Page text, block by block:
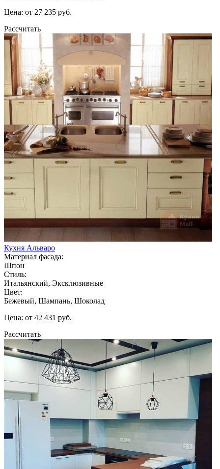
Цена: от 27 235 руб.
Рассчитать
Кухня Альваро
Материал фасада:
Шпон
Стиль:
Итальянский, Эксклюзивные
Цвет:
Бежевый, Шампань, Шоколад
Цена: от 42 431 руб.
Рассчитать